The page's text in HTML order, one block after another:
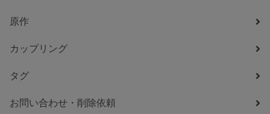
原作
カップリング
タグ
お問い合わせ・削除依頼